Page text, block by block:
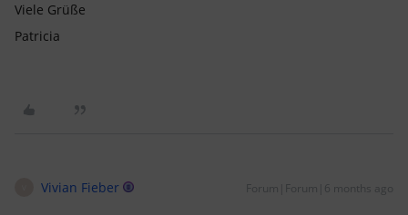
Viele Grüße
Patricia
Vivian Fieber Forum|Forum|6 months ago